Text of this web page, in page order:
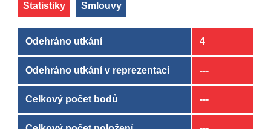
Statistiky Smlouvy
Odehráno utkání 4
Odehráno utkání v reprezentaci ---
Celkový počet bodů ---